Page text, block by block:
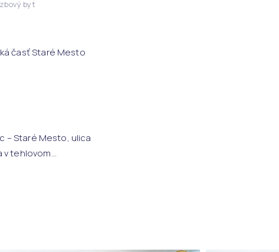
byt
časť Staré Mesto
– Staré Mesto, ulica
tehlovom...